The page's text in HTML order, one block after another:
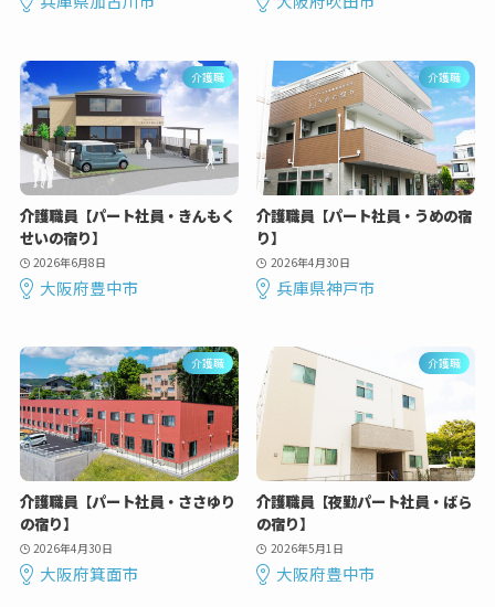
介護職
介護職員【パート社員・きんもく
せいの宿り】
2026年6月8日
大阪府豊中市
介護職
介護職員【パート社員・うめの宿
り】
2026年4月30日
兵庫県神戸市
介護職
介護職員【パート社員・ささゆり
の宿り】
2026年4月30日
大阪府箕面市
介護職
介護職員【夜勤パート社員・ばら
の宿り】
2026年5月1日
大阪府豊中市